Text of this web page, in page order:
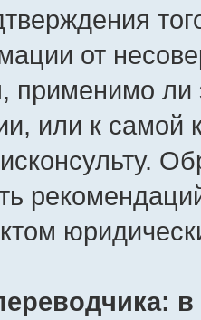
от
применимо ли
или к самой